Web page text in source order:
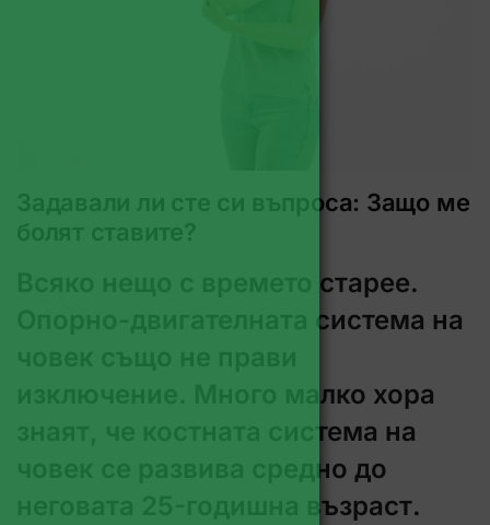
Задавали ли сте си въпроса: Защо ме
Всяко нещо с времето старее.
Опорно-двигателната система на
изключение. Много малко хора
знаят, че костната система на
човек се развива средно до
неговата 25-годишна възраст.